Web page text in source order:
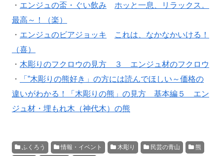
・ エンジュの盃・ぐい飲み
ホッと一息、リラックス。
最高～！（楽）
・ エンジュのビアジョッキ
これは、なかなかいける！
（喜）
・ 木彫りのフクロウの見方 ３ エンジュ材のフクロウ
・
「”木彫りの熊好き」の方には読んでほしい～価格の
違いがわかる！「木彫りの熊」の見方 基本編５ エン
ジュ材・埋もれ木（神代木）の熊
ふくろう 情報・イベント 木彫り 民芸の青山
熊